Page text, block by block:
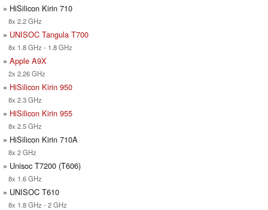
» HiSilicon Kirin 710
8x 2.2 GHz
» UNISOC Tangula T700
8x 1.8 GHz - 1.8 GHz
» Apple A9X
2x 2.26 GHz
» HiSilicon Kirin 950
8x 2.3 GHz
» HiSilicon Kirin 955
8x 2.5 GHz
» HiSilicon Kirin 710A
8x 2 GHz
» Unisoc T7200 (T606)
8x 1.6 GHz
» UNISOC T610
8x 1.8 GHz - 2 GHz